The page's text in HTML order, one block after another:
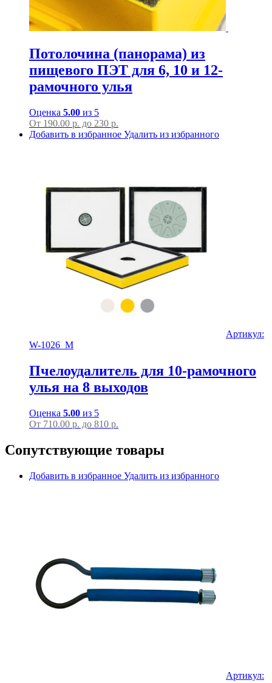
Потолочина (панорама) из
пищевого ПЭТ для 6, 10 и 12-
рамочного улья
Оценка 5.00 из 5
От 190.00 р. до 230 р.
Добавить в избранное Удалить из избранного
Артикул:
W-1026_M
Пчелоудалитель для 10-рамочного
улья на 8 выходов
Оценка 5.00 из 5
От 710.00 р. до 810 р.
Сопутствующие товары
Добавить в избранное Удалить из избранного
Артикул: